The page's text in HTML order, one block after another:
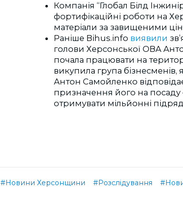
Компанія “Глобал Білд
фортифікаційні роботи на
матеріали за завищеними
Раніше Bihus.info виявили
голови Херсонської ОВА
почала працювати на
викупила група бізнесменів,
Антон Самойленко
призначення його на посаду
отримувати мільйонні
#Новини Херсонщини #Розслідування